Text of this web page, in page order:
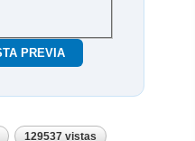
129537 vistas